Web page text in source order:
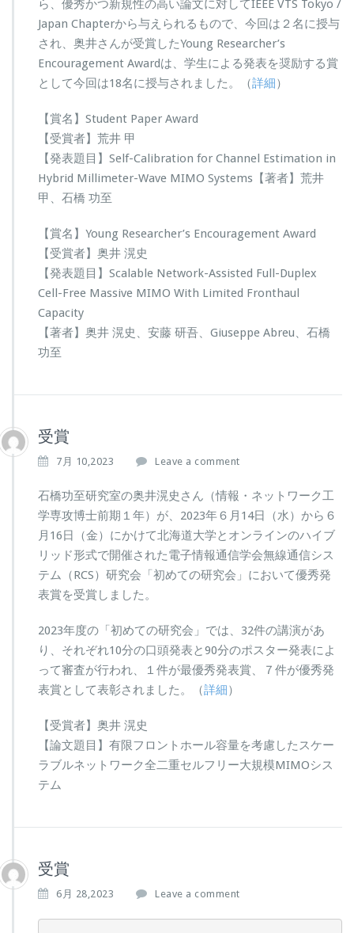
ら、優秀かつ新規性の高い論文に対してIEEE VTS Tokyo /
Japan Chapterから与えられるもので、今回は２名に授与
され、奥井さんが受賞したYoung Researcher’s
Encouragement Awardは、学生による発表を奨励する賞
として今回は18名に授与されました。（詳細）
【賞名】Student Paper Award
【受賞者】荒井 甲
【発表題目】Self-Calibration for Channel Estimation in
Hybrid Millimeter-Wave MIMO Systems【著者】荒井
甲、石橋 功至
【賞名】Young Researcher’s Encouragement Award
【受賞者】奥井 滉史
【発表題目】Scalable Network-Assisted Full-Duplex
Cell-Free Massive MIMO With Limited Fronthaul
Capacity
【著者】奥井 滉史、安藤 研吾、Giuseppe Abreu、石橋
功至
受賞
7月 10,2023 Leave a comment
石橋功至研究室の奥井滉史さん（情報・ネットワーク工
学専攻博士前期１年）が、2023年６月14日（水）から６
月16日（金）にかけて北海道大学とオンラインのハイブ
リッド形式で開催された電子情報通信学会無線通信シス
テム（RCS）研究会「初めての研究会」において優秀発
表賞を受賞しました。
2023年度の「初めての研究会」では、32件の講演があ
り、それぞれ10分の口頭発表と90分のポスター発表によ
って審査が行われ、１件が最優秀発表賞、７件が優秀発
表賞として表彰されました。（詳細）
【受賞者】奥井 滉史
【論文題目】有限フロントホール容量を考慮したスケー
ラブルネットワーク全二重セルフリー大規模MIMOシス
テム
受賞
6月 28,2023 Leave a comment